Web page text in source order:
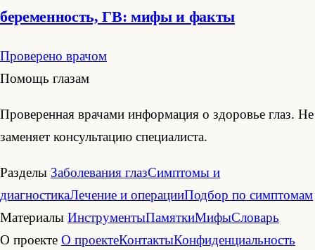
беременность, ГВ: мифы и факты
Проверено врачом
Помощь глазам
Проверенная врачами информация о здоровье глаз. Не
заменяет консультацию специалиста.
Разделы Заболевания глазСимптомы и
диагностикаЛечение и операцииПодбор по симптомам
Материалы ИнструментыПамяткиМифыСловарь
О проекте О проектеКонтактыКонфиденциальность